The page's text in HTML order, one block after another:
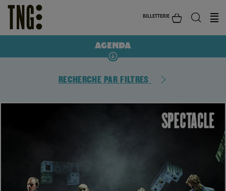
BILLETTERIE
AGENDA
RECHERCHE PAR FILTRES